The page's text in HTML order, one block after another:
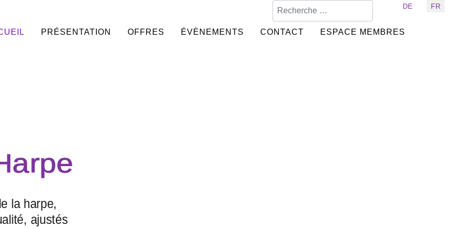
Sélectionnez votre langue
DE FR
PRÉSENTATION OFFRES ÉVÈNEMENTS CONTACT ESPACE MEMBRES